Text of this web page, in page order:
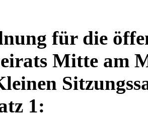
für die
Mitte am
1: